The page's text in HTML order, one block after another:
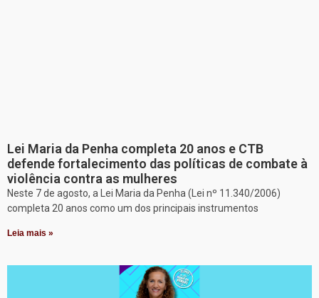
Lei Maria da Penha completa 20 anos e CTB
defende fortalecimento das políticas de combate à
violência contra as mulheres
Neste 7 de agosto, a Lei Maria da Penha (Lei nº 11.340/2006)
completa 20 anos como um dos principais instrumentos
Leia mais »